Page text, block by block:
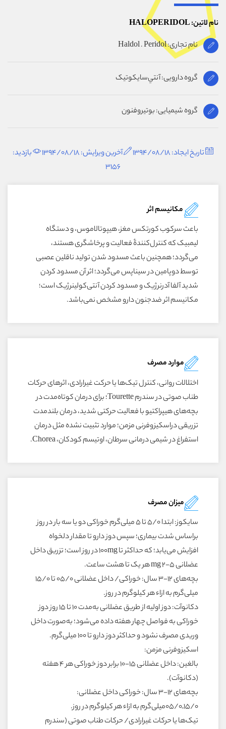
نام لاتین: HALOPERIDOL
نام تجاری: Haldol . Peridol
گروه دارویی: آنتي‌سايکوتيک
گروه شیمیایی: بوتیروفنون
تاریخ ایجاد: 1394/08/18 آخرین ویرایش: 1394/08/18
بازدید:
3156
مکانیسم اثر
باعث سرکوب کورتکس مغز، هیپوتالاموس، و دستگاه
لیمبیک که کنترل‌کنندۀ فعالیت و پرخاشگری هستند،
می‌گردد؛ همچنین باعث مسدود شدن تولید ناقلین عصبی
توسط دوپامین در سیناپس می‌گردد؛ اثر آن مسدود کردن
شدید آلفا آدرنرژیک و مسدود کردن آنتی‌کولینرژیک است؛
مکانیسم اثر ضدجنون دارو مشخص نمی‌باشد.
موارد مصرف
اختلالات روانی، کنترل تیک‌ها یا حرکت غیرارادی، اثرهای حرکات
طناب صوتی در سندرم Tourette؛ برای درمان کوتاه‌مدت در
بچه‌های هیپراکتیو با فعالیت حرکتی شدید، درمان بلندمدت
تزریقی دراسکیزوفرنی مزمن؛ موارد تثبیت نشده مثل درمان
استفراغ در شیمی درمانی سرطان، اوتیسم کودکان، Chorea.
میزان مصرف
سایکوز: ابتدا ۵/۰ تا 5 میلی‌گرم خوراکی دو یا سه بار در روز
براساس شدت بیماری؛ سپس دوز دارو تا مقدار دلخواه
افزایش می‌یابد؛ که حداکثر تا 100mg در روز است؛ تزریق داخل
عضلانی 5-2 mg هر یک تا هشت ساعت.
بچه‌های 12-3 سال: خوراکی/ داخل عضلانی ۰۵/۰ تا ۱۵/۰
میلی‌گرم به ازاء هر کیلوگرم در روز.
دکانوآت: دوز اولیه از طریق عضلانی به‌مدت 10 تا 15 روز دوز
خوراکی به فواصل چهار هفته داده می‌شود؛ به‌صورت داخل
وریدی مصرف نشود و حداکثر دوز دارو تا 100 میلی‌گرم.
اسکیزوفرنی مزمن:
بالغین: داخل عضلانی 15-10 برابر دوز خوراکی هر 4 هفته
(دکانوآت).
بچه‌های 12-3 سال: خوراکی داخل عضلانی:
۱۵/۰ـ۰۵/۰میلی‌گرم به ازاء هر کیلوگرم در روز.
تیک‌ها یا حرکات غیرارادی/ حرکات طناب صوتی (سندرم